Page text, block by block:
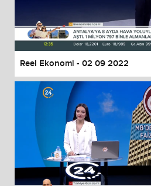
Reel Ekonomi - 02 09 2022